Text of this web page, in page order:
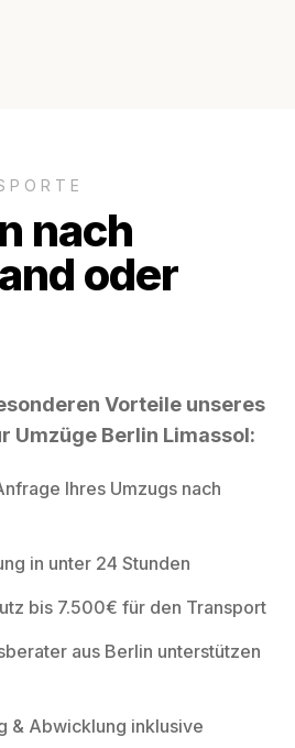
nach
oder
Vorteile unseres
Umzüge Berlin Limassol:
Ihres Umzugs nach
in unter 24 Stunden
bis 7.500€ für den Transport
aus Berlin unterstützen
& Abwicklung inklusive